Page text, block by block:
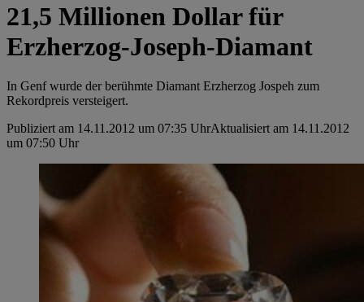
21,5 Millionen Dollar für
Erzherzog-Joseph-Diamant
In Genf wurde der berühmte Diamant Erzherzog Jospeh zum
Rekordpreis versteigert.
Publiziert am 14.11.2012 um 07:35 UhrAktualisiert am 14.11.2012
um 07:50 Uhr